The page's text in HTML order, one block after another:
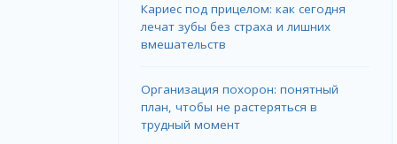
Кариес под прицелом: как сегодня
лечат зубы без страха и лишних
вмешательств
Организация похорон: понятный
план, чтобы не растеряться в
трудный момент